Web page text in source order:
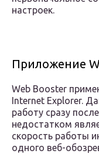
настроек.
Приложение
Web Booster
Internet Explorer.
работу сразу
недостатком
скорость работы
одного веб-